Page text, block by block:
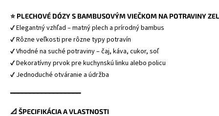
⭐ PLECHOVÉ DÓZY S BAMBUSOVÝM VIEČKOM NA POTRAVINY
✔ Elegantný vzhľad – matný plech a prírodný bambus
✔ Rôzne veľkosti pre rôzne typy potravín
✔ Vhodné na suché potraviny – čaj, káva, cukor, soľ
✔ Dekoratívny prvok pre kuchynskú linku alebo policu
✔ Jednoduché otváranie a údržba
━━━━━━━━━━━━━━━━━━
📐 ŠPECIFIKÁCIA A VLASTNOSTI